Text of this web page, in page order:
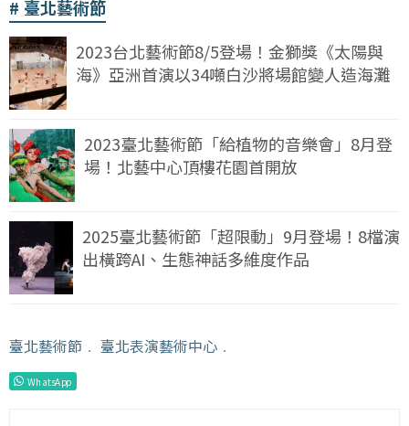
臺北藝術節
2023台北藝術節8/5登場！金獅獎《太陽與
海》亞洲首演以34噸白沙將場館變人造海灘
2023臺北藝術節「給植物的音樂會」8月登
場！北藝中心頂樓花園首開放
2025臺北藝術節「超限動」9月登場！8檔演
出橫跨AI、生態神話多維度作品
臺北藝術節 ﹒ 臺北表演藝術中心 ﹒
WhatsApp